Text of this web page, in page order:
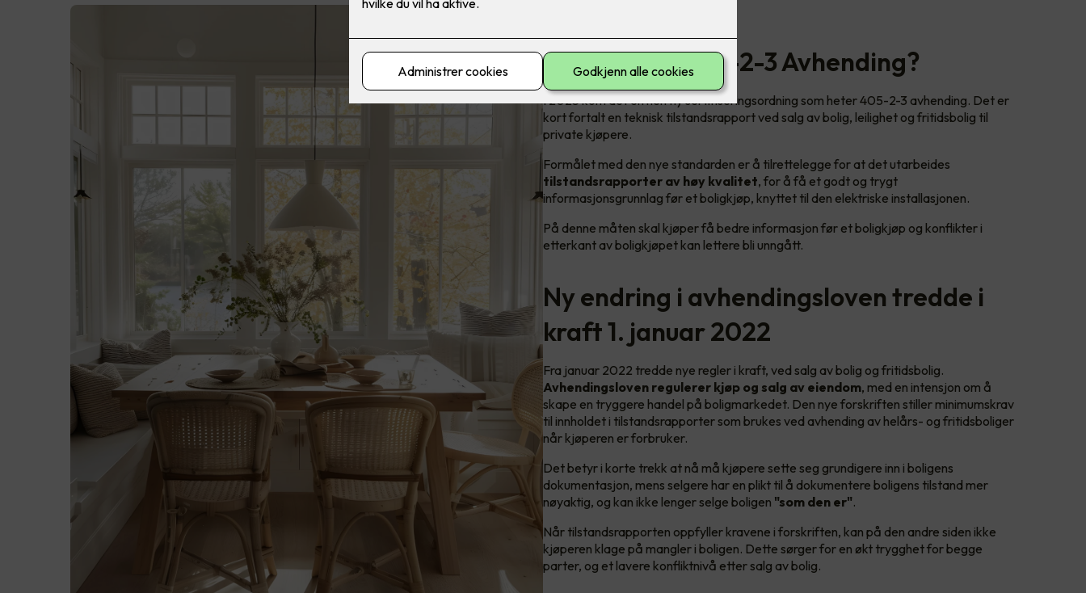
Hva er NEK 405-2-3 Avhending?
I 2023 kom det en helt ny sertifiseringsordning som heter 405-2-3 avhending. Det er
kort fortalt en teknisk tilstandsrapport ved salg av bolig, leilighet og fritidsbolig til
private kjøpere.
Formålet med den nye standarden er å tilrettelegge for at det utarbeides
tilstandsrapporter av høy kvalitet, for å få et godt og trygt
informasjonsgrunnlag før et boligkjøp, knyttet til den elektriske installasjonen.
På denne måten skal kjøper få bedre informasjon før et boligkjøp og konflikter i
etterkant av boligkjøpet kan lettere bli unngått.
Ny endring i avhendingsloven tredde i
kraft 1. januar 2022
Fra januar 2022 tredde nye regler i kraft, ved salg av bolig og fritidsbolig.
Avhendingsloven regulerer kjøp og salg av eiendom, med en intensjon om å
skape en tryggere handel på boligmarkedet. Den nye forskriften stiller minimumskrav
til innholdet i tilstandsrapporter som brukes ved avhending av helårs- og fritidsboliger
når kjøperen er forbruker.
Det betyr i korte trekk at nå må kjøpere sette seg grundigere inn i boligens
dokumentasjon, mens selgere har en plikt til å dokumentere boligens tilstand mer
nøyaktig, og kan ikke lenger selge boligen "som den er".
Når tilstandsrapporten oppfyller kravene i forskriften, kan på den andre siden ikke
kjøperen klage på mangler i boligen. Dette sørger for en økt trygghet for begge
parter, og et lavere konfliktnivå etter salg av bolig.